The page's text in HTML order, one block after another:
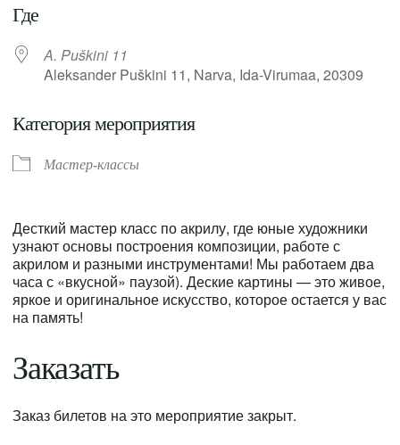
Где
A. Puškini 11
Aleksander Puškini 11, Narva, Ida-Virumaa, 20309
Категория мероприятия
Мастер-классы
Десткий мастер класс по акрилу, где юные художники
узнают основы построения композиции, работе с
акрилом и разными инструментами! Мы работаем два
часа с «вкусной» паузой). Деские картины — это живое,
яркое и оригинальное искусство, которое остается у вас
на память!
Заказать
Заказ билетов на это мероприятие закрыт.